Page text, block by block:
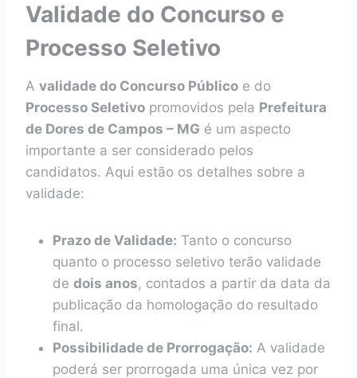
Validade do Concurso e
Processo Seletivo
A validade do Concurso Público e do
Processo Seletivo promovidos pela Prefeitura
de Dores de Campos – MG é um aspecto
importante a ser considerado pelos
candidatos. Aqui estão os detalhes sobre a
validade:
Prazo de Validade: Tanto o concurso
quanto o processo seletivo terão validade
de dois anos, contados a partir da data da
publicação da homologação do resultado
final.
Possibilidade de Prorrogação: A validade
poderá ser prorrogada uma única vez por